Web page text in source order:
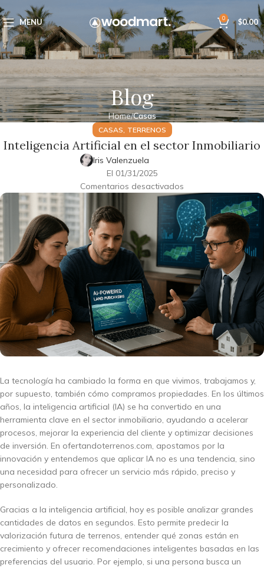
MENU 0 $0.00
Blog
Home Casas
CASAS, TERRENOS
Inteligencia Artificial en el sector Inmobiliario
Iris Valenzuela
El 01/31/2025
Comentarios desactivados
La tecnología ha cambiado la forma en que vivimos, trabajamos y,
por supuesto, también cómo compramos propiedades. En los últimos
años, la inteligencia artificial (IA) se ha convertido en una
herramienta clave en el sector inmobiliario, ayudando a acelerar
procesos, mejorar la experiencia del cliente y optimizar decisiones
de inversión. En ofertandoterrenos.com, apostamos por la
innovación y entendemos que aplicar IA no es una tendencia, sino
una necesidad para ofrecer un servicio más rápido, preciso y
personalizado.
Gracias a la inteligencia artificial, hoy es posible analizar grandes
cantidades de datos en segundos. Esto permite predecir la
valorización futura de terrenos, entender qué zonas están en
crecimiento y ofrecer recomendaciones inteligentes basadas en las
preferencias del usuario. Por ejemplo, si una persona busca un